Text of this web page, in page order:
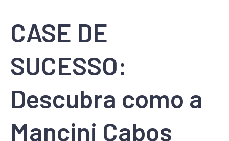
CASE DE
SUCESSO:
Descubra como a
Mancini Cabos